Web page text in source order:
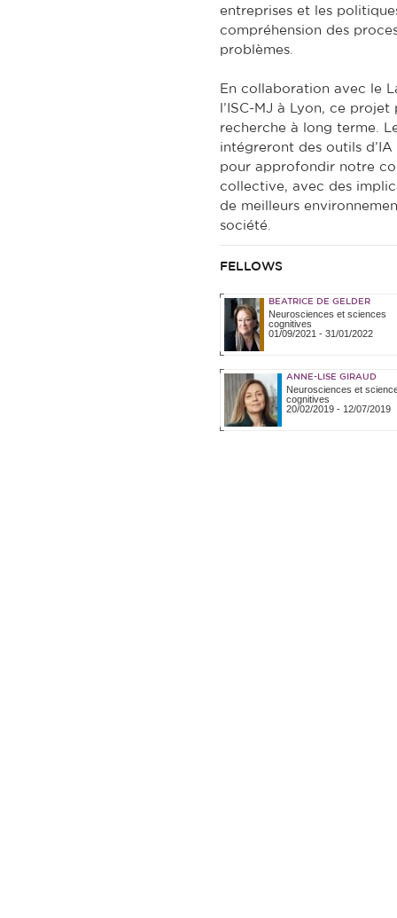
entreprises et les
compréhension des
problèmes.
En collaboration avec le
l’ISC-MJ à Lyon, ce
recherche à long terme.
intégreront des outils
pour approfondir notre
collective, avec des
de meilleurs
société.
FELLOWS
BEATRICE DE GELDER
Neurosciences et sciences
cognitives
01/09/2021 - 31/01/2022
ANNE-LISE GIRAUD
Neurosciences et
cognitives
20/02/2019- 12/07/2019